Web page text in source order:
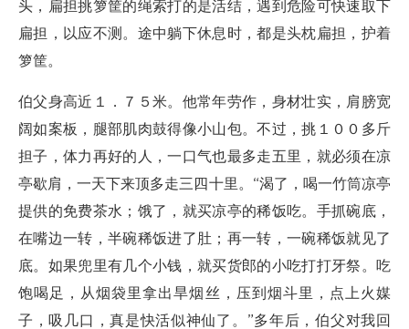
头，扁担挑箩筐的绳索打的是活结，遇到危险可快速取下
扁担，以应不测。途中躺下休息时，都是头枕扁担，护着
箩筐。
伯父身高近１．７５米。他常年劳作，身材壮实，肩膀宽
阔如案板，腿部肌肉鼓得像小山包。不过，挑１００多斤
担子，体力再好的人，一口气也最多走五里，就必须在凉
亭歇肩，一天下来顶多走三四十里。“渴了，喝一竹筒凉亭
提供的免费茶水；饿了，就买凉亭的稀饭吃。手抓碗底，
在嘴边一转，半碗稀饭进了肚；再一转，一碗稀饭就见了
底。如果兜里有几个小钱，就买货郎的小吃打打牙祭。吃
饱喝足，从烟袋里拿出旱烟丝，压到烟斗里，点上火媒
子，吸几口，真是快活似神仙了。”多年后，伯父对我回